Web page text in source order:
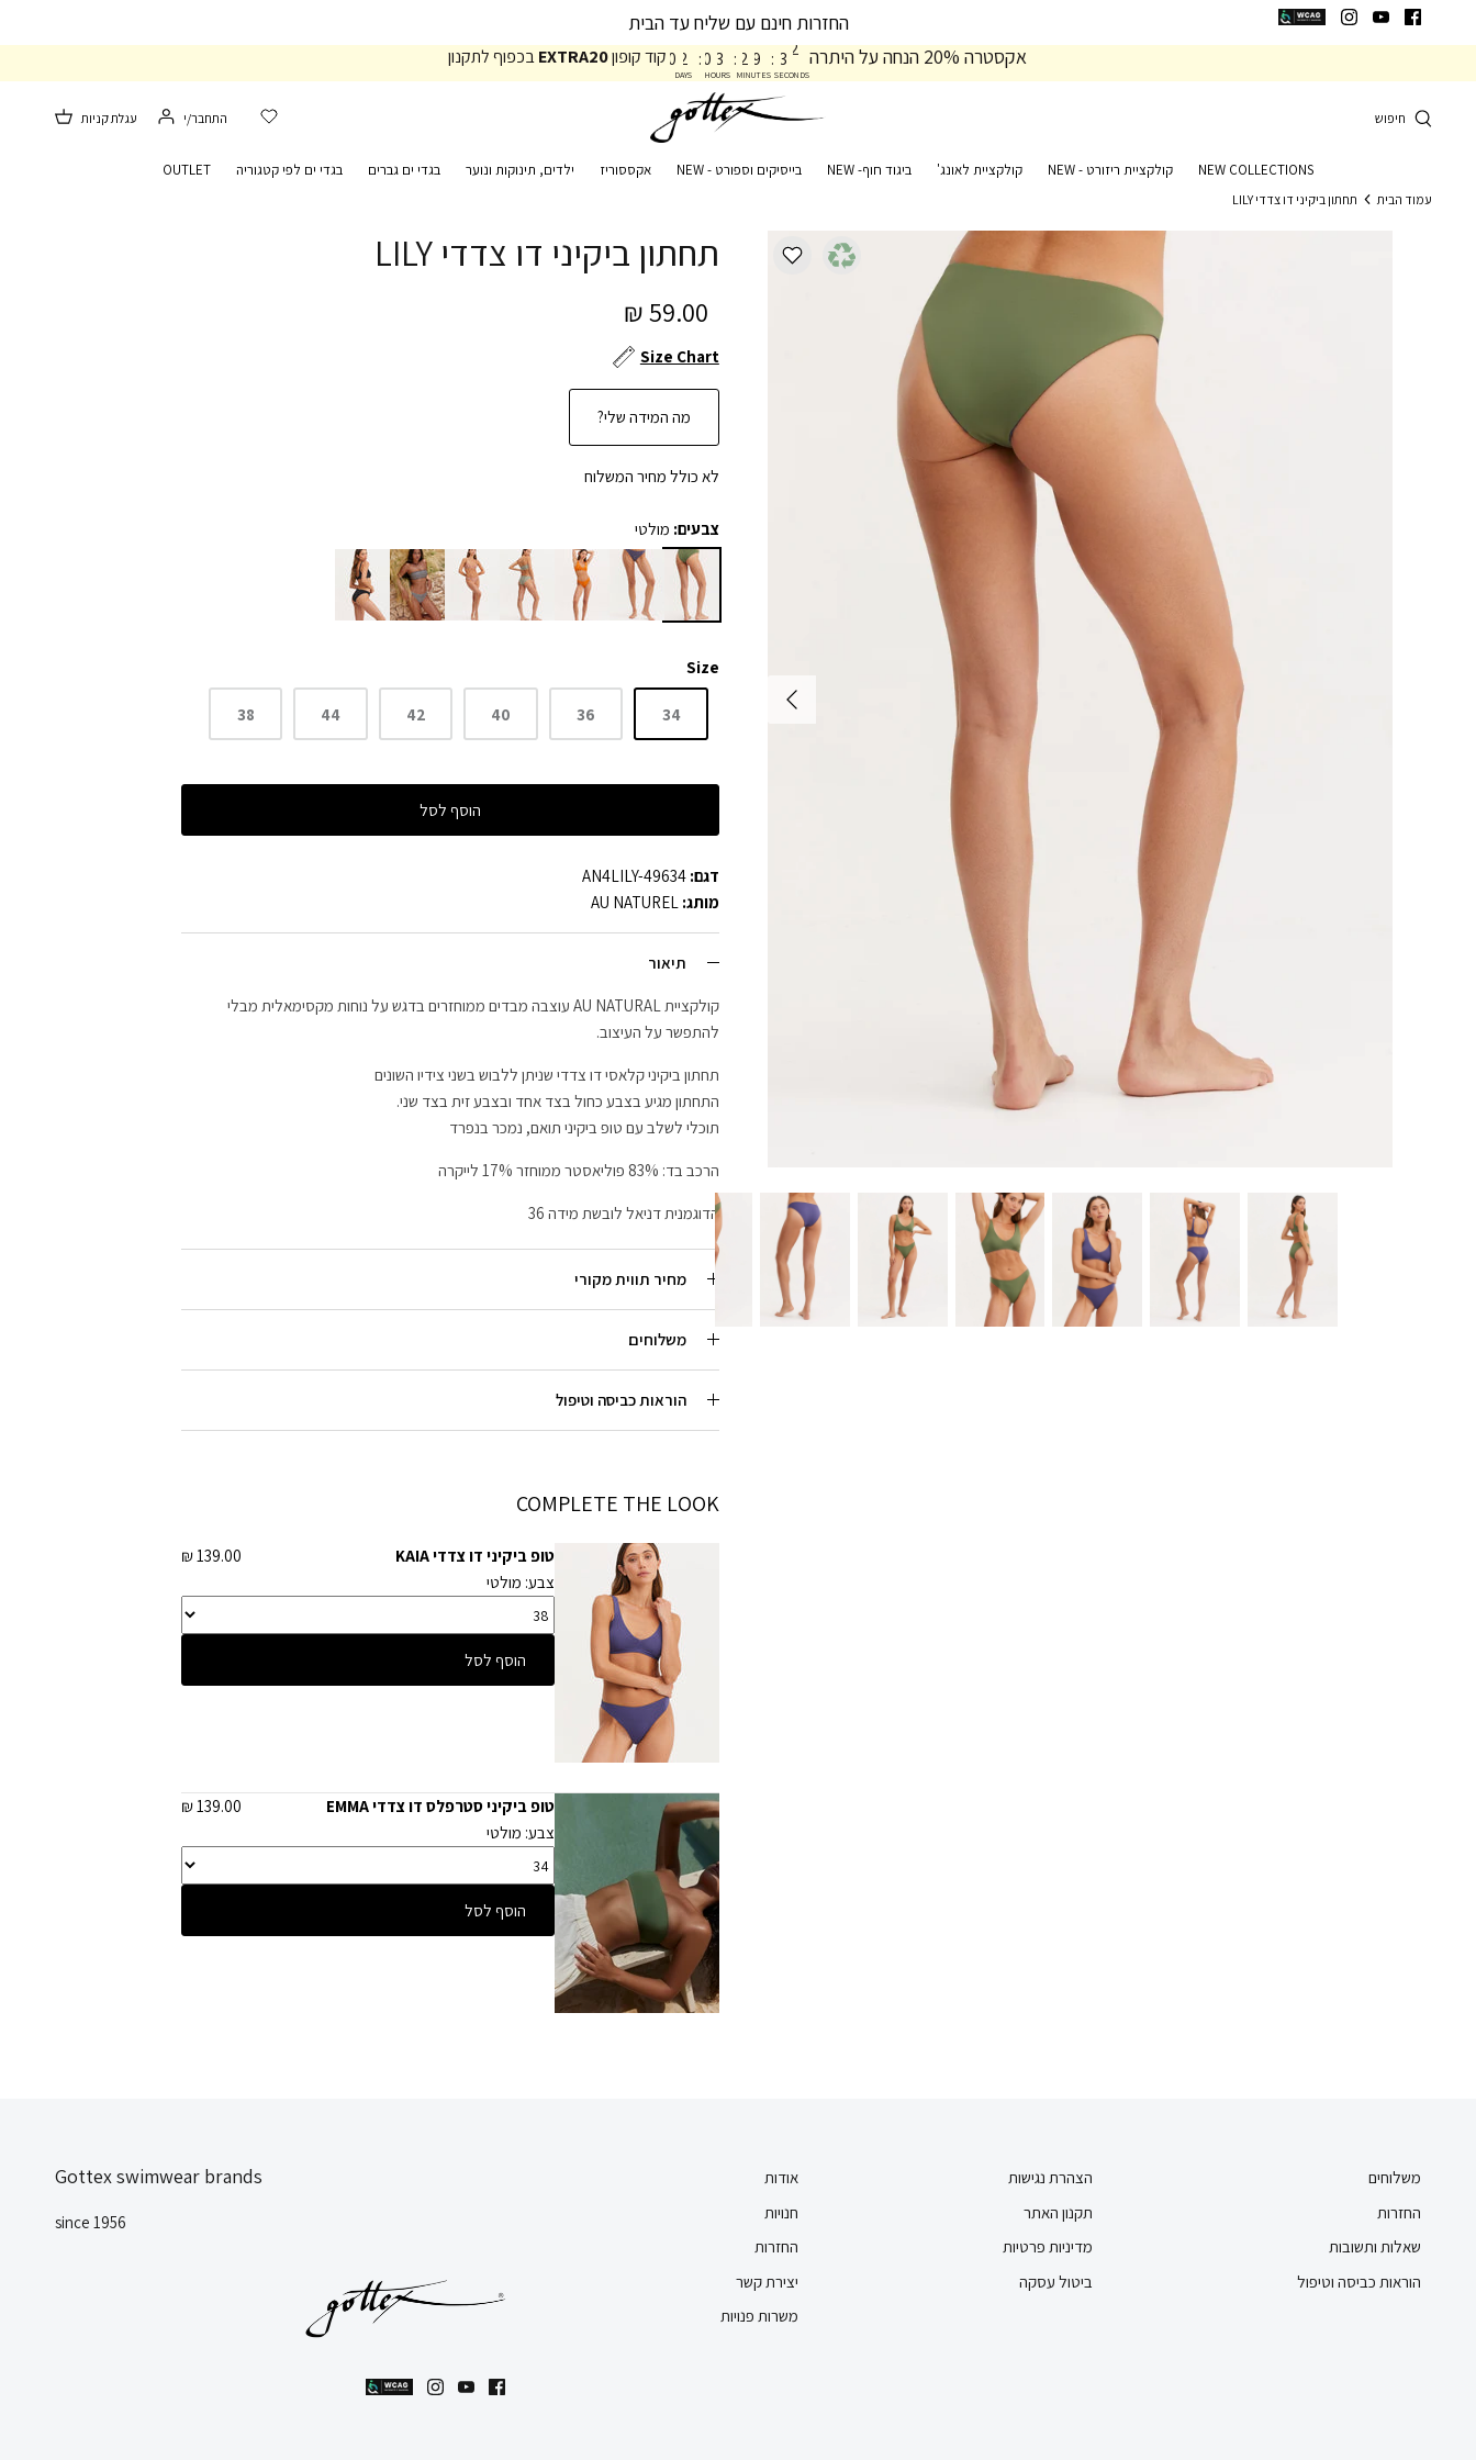
החזרות חינם עם שליח עד הבית
אקסטרה 20% הנחה על היתרה
2
0
DAYS
:
3
3
0
HOURS
:
9
9
2
2
MINUTES
:
1
2
3
3
SECONDS
קוד קופוןEXTRA20בכפוף לתקנון
חיפוש התחבר/י עגלת קניות
NEW COLLECTIONS קולקציית ריזורט - NEW קולקציית לאונג' ביגוד חוף- NEW בייסיקים וספורט - NEW אקססוריז ילדים, תינוקות ונוער בגדי ים גברים בגדי ים לפי קטגוריה OUTLET
עמוד הבית תחתון ביקיני דו צדדי LILY
תחתון ביקיני דו צדדי LILY
59.00 ₪
Size Chart
מה המידה שלי?
לא כולל מחיר המשלוח
צבעים: מולטי
Size
34
36
40
42
44
38
הוסף לסל
דגם: AN4LILY-49634
מותג: AU NATUREL
תיאור
קולקציית AU NATURAL עוצבה מבדים ממוחזרים בדגש על נוחות מקסימאלית מבלי
להתפשר על העיצוב.
תחתון ביקיני קלאסי דו צדדי שניתן ללבוש בשני צידיו השונים
התחתון מגיע בצבע כחול בצד אחד ובצבע זית בצד שני.
תוכלי לשלב עם טופ ביקיני תואם, נמכר בנפרד
הרכב בד: 83% פוליאסטר ממוחזר 17% לייקרה
הדוגמנית דניאל לובשת מידה 36
מחיר תווית מקורי
משלוחים
הוראות כביסה וטיפול
COMPLETE THE LOOK
טופ ביקיני דו צדדי KAIA
139.00 ₪
צבע: מולטי
הוסף לסל
טופ ביקיני סטרפלס דו צדדי EMMA
139.00 ₪
צבע: מולטי
הוסף לסל
משלוחים
החזרות
שאלות ותשובות
הוראות כביסה וטיפול
הצהרת נגישות
תקנון האתר
מדיניות פרטיות
ביטול עסקה
אודות
חנויות
החזרות
יצירת קשר
משרות פנויות
Gottex swimwear brands
since 1956